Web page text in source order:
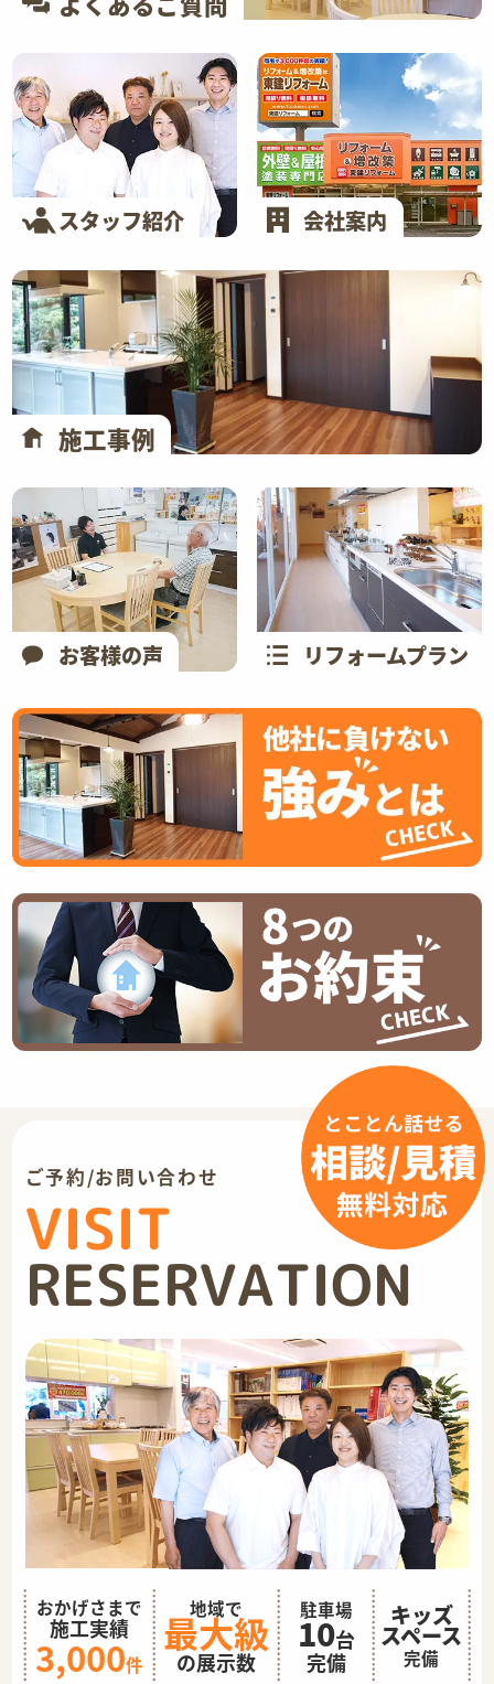
スタッフ紹介 会社案内
施工事例
お客様の声 リフォームプラン
ご予約/お問い合わせ
VISIT
RESERVATION
おかげさまで
施工実績
3,000件
地域で
最大級
の展示数
駐車場
10台
完備
キッズ
スペース
完備